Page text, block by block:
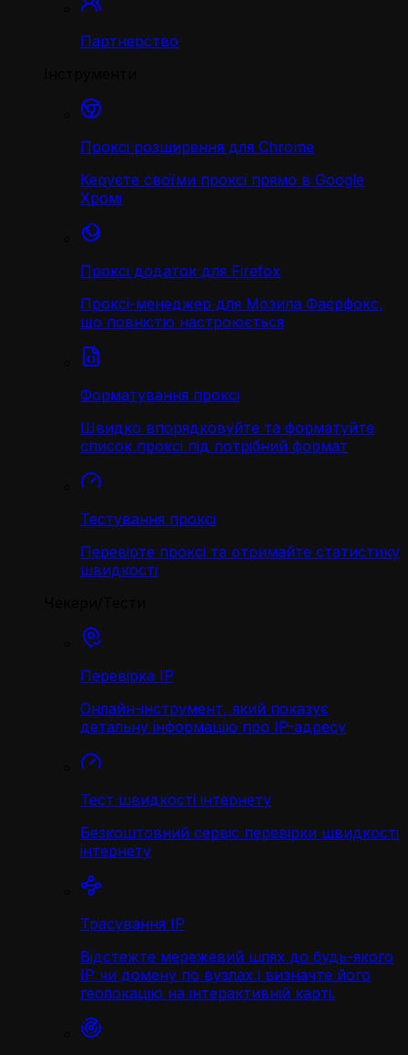
Партнерство
Проксі розширення для Chrome
Керуєте своїми проксі прямо в Google
Хромі
Проксі додаток для Firefox
Проксі-менеджер для Мозила Фаєрфокс,
що повністю настроюється
Форматування проксі
Швидко впорядковуйте та форматуйте
список проксі під потрібний формат
Тестування проксі
Перевірте проксі та отримайте статистику
швидкості
Перевірка IP
Онлайн-інструмент, який показує
детальну інформацію про IP-адресу
Тест швидкості інтернету
Безкоштовний сервіс перевірки швидкості
інтернету
Трасування IP
Відстежте мережевий шлях до будь-якого
IP чи домену по вузлах і визначте його
геолокацію на інтерактивній карті.